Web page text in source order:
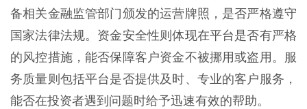
备相关金融监管部门颁发的运营牌照，是否严格遵守
国家法律法规。资金安全性则体现在平台是否有严格
的风控措施，能否保障客户资金不被挪用或盗用。服
务质量则包括平台是否提供及时、专业的客户服务，
能否在投资者遇到问题时给予迅速有效的帮助。